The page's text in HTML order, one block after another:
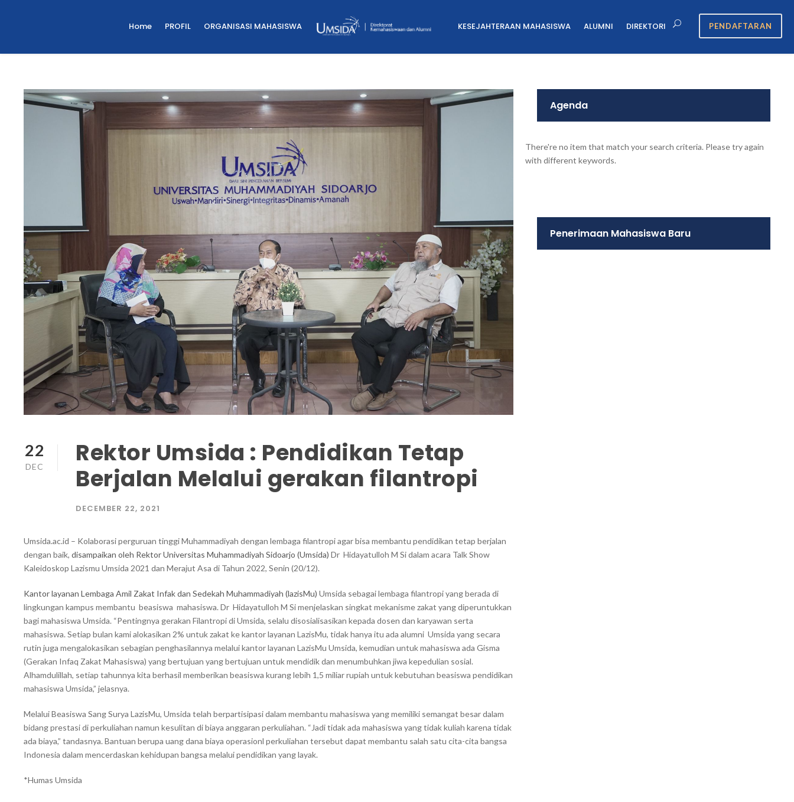
Home PROFIL ORGANISASI MAHASISWA KESEJAHTERAAN MAHASISWA ALUMNI DIREKTORI PENDAFTARAN
22
DEC
Rektor Umsida : Pendidikan Tetap
Berjalan Melalui gerakan filantropi
DECEMBER 22, 2021
Umsida.ac.id – Kolaborasi perguruan tinggi Muhammadiyah dengan lembaga filantropi agar bisa membantu pendidikan tetap berjalan
dengan baik, disampaikan oleh Rektor Universitas Muhammadiyah Sidoarjo (Umsida) Dr Hidayatulloh M Si dalam acara Talk Show
Kaleidoskop Lazismu Umsida 2021 dan Merajut Asa di Tahun 2022, Senin (20/12).
Kantor layanan Lembaga Amil Zakat Infak dan Sedekah Muhammadiyah (lazisMu) Umsida sebagai lembaga filantropi yang berada di
lingkungan kampus membantu beasiswa mahasiswa. Dr Hidayatulloh M Si menjelaskan singkat mekanisme zakat yang diperuntukkan
bagi mahasiswa Umsida. “Pentingnya gerakan Filantropi di Umsida, selalu disosialisasikan kepada dosen dan karyawan serta
mahasiswa. Setiap bulan kami alokasikan 2% untuk zakat ke kantor layanan LazisMu, tidak hanya itu ada alumni Umsida yang secara
rutin juga mengalokasikan sebagian penghasilannya melalui kantor layanan LazisMu Umsida, kemudian untuk mahasiswa ada Gisma
(Gerakan Infaq Zakat Mahasiswa) yang bertujuan yang bertujuan untuk mendidik dan menumbuhkan jiwa kepedulian sosial.
Alhamdulillah, setiap tahunnya kita berhasil memberikan beasiswa kurang lebih 1,5 miliar rupiah untuk kebutuhan beasiswa pendidikan
mahasiswa Umsida,” jelasnya.
Melalui Beasiswa Sang Surya LazisMu, Umsida telah berpartisipasi dalam membantu mahasiswa yang memiliki semangat besar dalam
bidang prestasi di perkuliahan namun kesulitan di biaya anggaran perkuliahan. “Jadi tidak ada mahasiswa yang tidak kuliah karena tidak
ada biaya,” tandasnya. Bantuan berupa uang dana biaya operasionl perkuliahan tersebut dapat membantu salah satu cita-cita bangsa
Indonesia dalam mencerdaskan kehidupan bangsa melalui pendidikan yang layak.
*Humas Umsida
Agenda
There're no item that match your search criteria. Please try again
with different keywords.
Penerimaan Mahasiswa Baru